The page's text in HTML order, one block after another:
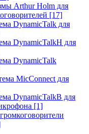
Arthur Holm для
[17]
DynamicTalk для
DynamicTalkH для
DynamicTalk
MicConnect для
DynamicTalkB для
[1]